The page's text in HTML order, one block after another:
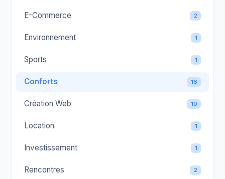
E-Commerce 2
Environnement 1
Sports 1
Conforts 16
Création Web 10
Location 1
Investissement 1
Rencontres 2